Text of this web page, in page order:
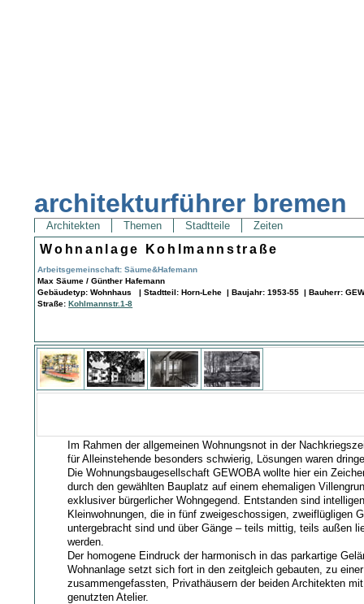
architekturführer bremen
Architekten Themen Stadtteile Zeiten
Wohnanlage Kohlmannstraße
Arbeitsgemeinschaft: Säume&Hafemann
Max Säume / Günther Hafemann
Gebäudetyp: Wohnhaus | Stadtteil: Horn-Lehe | Baujahr: 1953-55 | Bauherr:
Straße:Kohlmannstr.1-8
Im Rahmen der allgemeinen Wohnungsnot in der
für Alleinstehende besonders schwierig, Lösungen waren
Die Wohnungsbaugesellschaft GEWOBA wollte hier ein
durch den gewählten Bauplatz auf einem ehemaligen
exklusiver bürgerlicher Wohngegend. Entstanden sind
Kleinwohnungen, die in fünf zweigeschossigen, zweiflügligen
untergebracht sind und über Gänge – teils mittig, teils außen
werden.
Der homogene Eindruck der harmonisch in das parkartige
Wohnanlage setzt sich fort in den zeitgleich gebauten, zu
zusammengefassten, Privathäusern der beiden Architekten
genutzten Atelier.